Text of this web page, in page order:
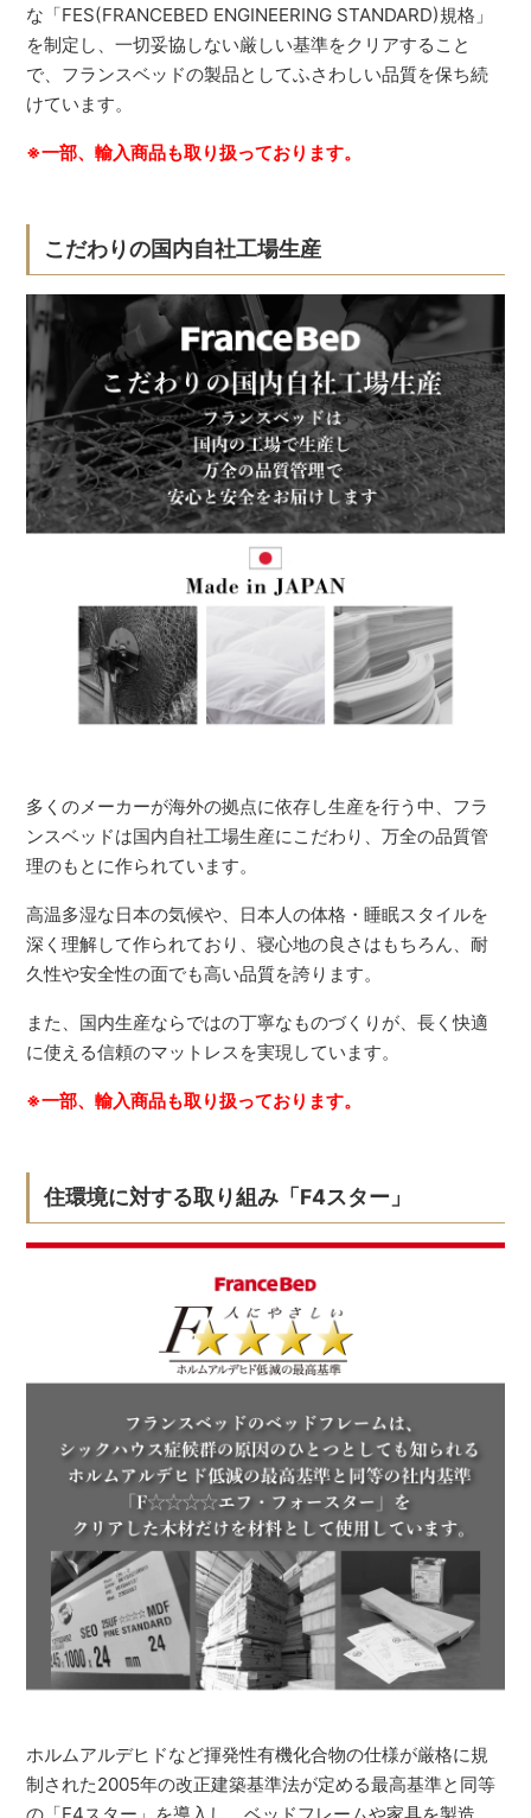
な「FES(FRANCEBED ENGINEERING STANDARD)規格」
を制定し、一切妥協しない厳しい基準をクリアすること
で、フランスベッドの製品としてふさわしい品質を保ち続
けています。
※一部、輸入商品も取り扱っております。
こだわりの国内自社工場生産
多くのメーカーが海外の拠点に依存し生産を行う中、フラ
ンスベッドは国内自社工場生産にこだわり、万全の品質管
理のもとに作られています。
高温多湿な日本の気候や、日本人の体格・睡眠スタイルを
深く理解して作られており、寝心地の良さはもちろん、耐
久性や安全性の面でも高い品質を誇ります。
また、国内生産ならではの丁寧なものづくりが、長く快適
に使える信頼のマットレスを実現しています。
※一部、輸入商品も取り扱っております。
住環境に対する取り組み「F4スター」
ホルムアルデヒドなど揮発性有機化合物の仕様が厳格に規
制された2005年の改正建築基準法が定める最高基準と同等